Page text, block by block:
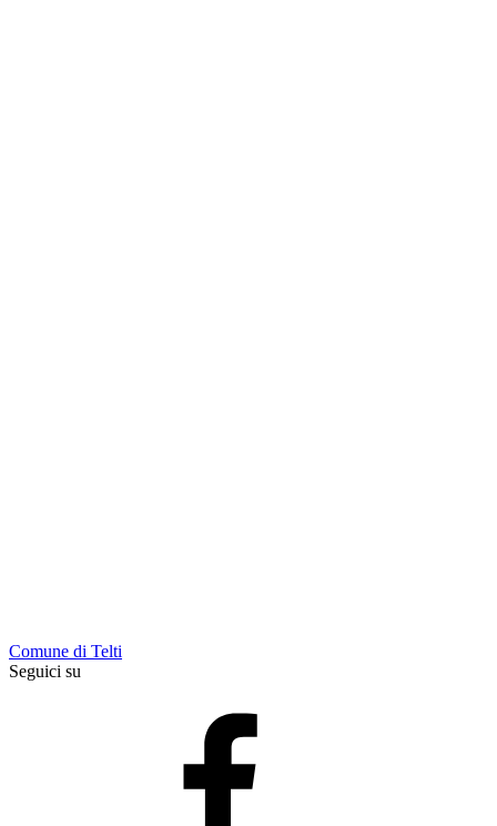
Comune di Telti
Seguici su